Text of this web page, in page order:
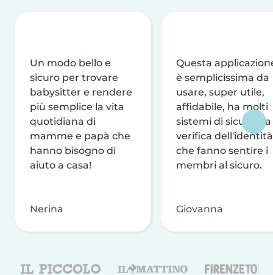
Un modo bello e
sicuro per trovare
babysitter e rendere
più semplice la vita
quotidiana di
mamme e papà che
hanno bisogno di
aiuto a casa!
Nerina
Questa
è semplicissima da
usare, super utile,
affidabile, ha molti
sistemi di sicurezza
verifica dell'identità
che fanno sentire i
membri al sicuro.
Giovanna